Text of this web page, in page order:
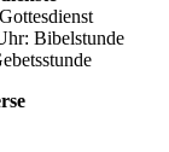
Bibelstunde